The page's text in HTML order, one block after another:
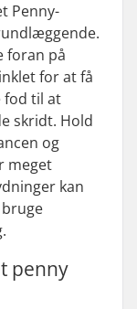
Penny-
foran på
for at få
fod til at
skridt. Hold
og
meget
kan
penny